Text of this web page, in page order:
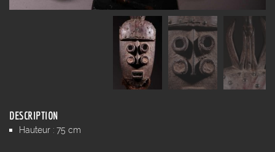
DESCRIPTION
Hauteur : 75 cm